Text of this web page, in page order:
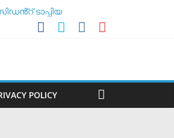
ടാപ്പിയ
POLICY